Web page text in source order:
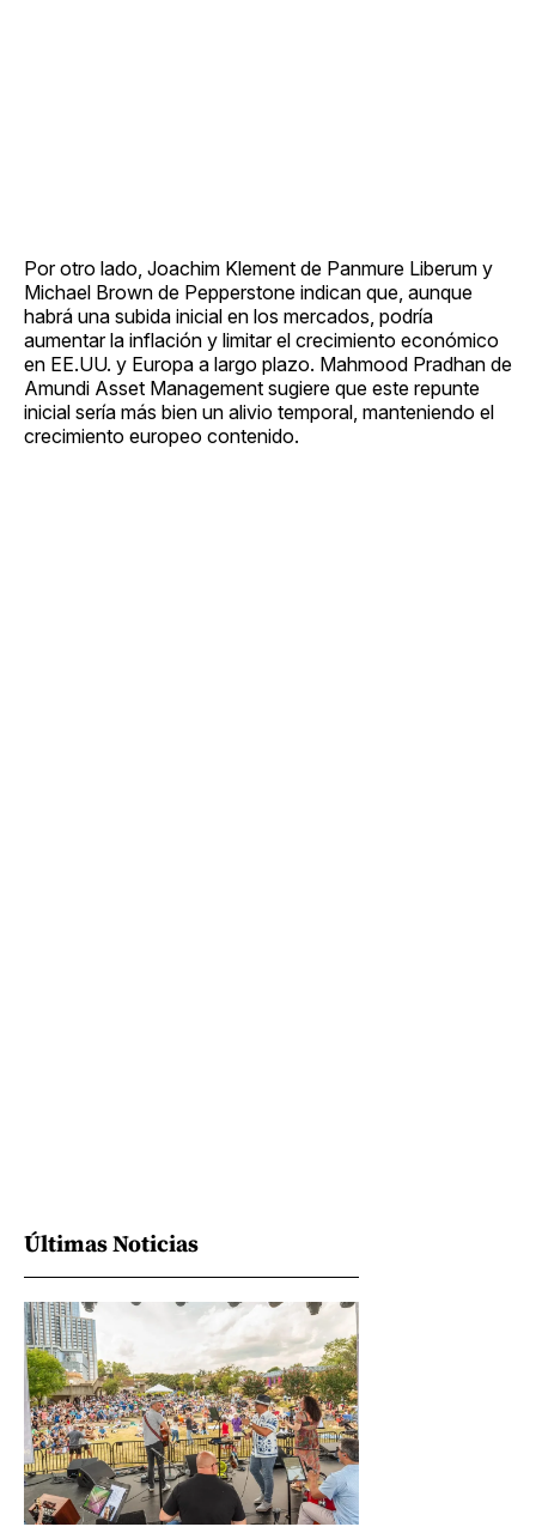
Por otro lado, Joachim Klement de Panmure Liberum y
Michael Brown de Pepperstone indican que, aunque
habrá una subida inicial en los mercados, podría
aumentar la inflación y limitar el crecimiento económico
en EE.UU. y Europa a largo plazo. Mahmood Pradhan de
Amundi Asset Management sugiere que este repunte
inicial sería más bien un alivio temporal, manteniendo el
crecimiento europeo contenido.
Últimas Noticias